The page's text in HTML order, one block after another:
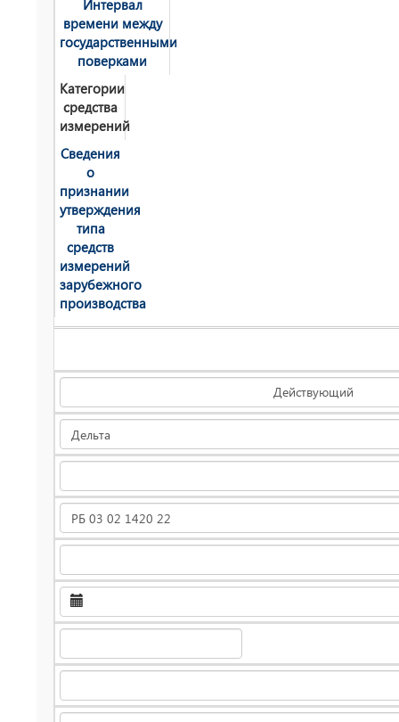
Интервал
времени между
государственными
поверками
Категории
средства
измерений
Сведения
о
признании
утверждения
типа
средств
измерений
зарубежного
производства
Действующий